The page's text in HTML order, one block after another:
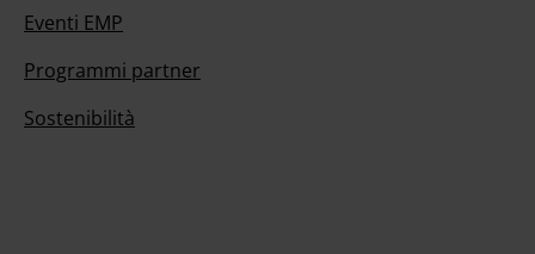
Eventi EMP
Programmi partner
Sostenibilità